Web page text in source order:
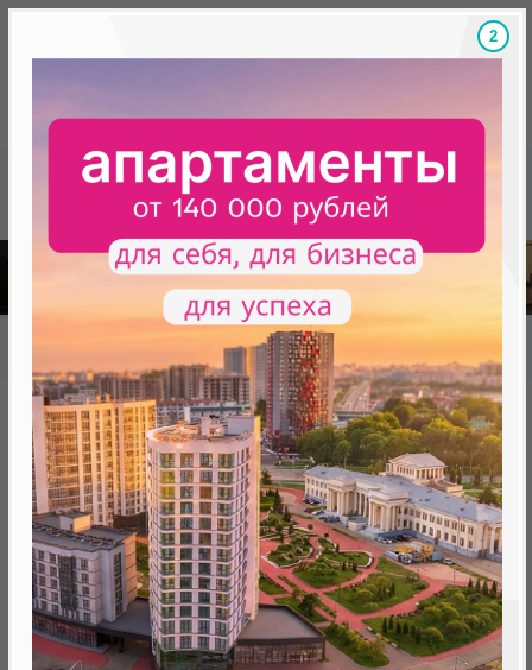
Скидки на новостройки, бонусы Готовые
База новостроек Минска «Минск Мир»
30.12 «Квебек», квартал "Северная Америка"
30.12 «Квебек», квартал
"Северная Америка"
нет в продаже
Минск, Октябрьский, ул. Кижеватова
метро «Ковальская Слобода», 566 м
1